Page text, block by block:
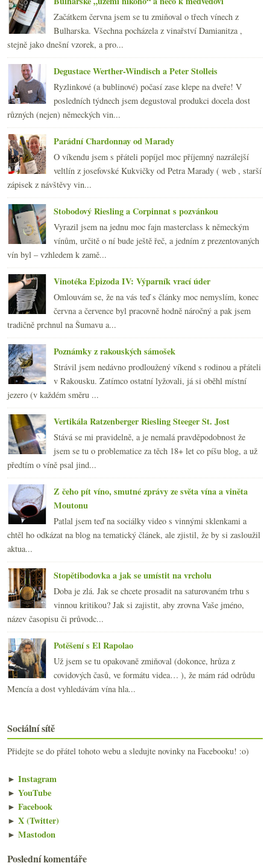
První letošní sbírka vinných podvodů
Investujete do vína? Ještě ne?!?
3x Francie co nemusí síru v Red Pif
Dvakrát nabušené Albariño
Oxana a Fénix (+ rozhovor s vinařem) s odstupem času
S kaly, bez kalů a mrtvý muž
►2011(252)
► 2010 (249)
2009 (249)
►2008(270)
►2007(108)
Začátkem června jsem se tu zmiňoval o třech vínech z
Bulharska. Všechna pocházela z vinařství Damianitza ,
stejně jako dnešní vzorek, a pro...
Degustace Werther-Windisch a Peter Stolleis
Ryzlinkové (a bublinové) počasí zase klepe na dveře! V
posledních týdnech jsem degustoval produkci docela dost
různých (nejen) německých vin...
Parádní Chardonnay od Marady
O víkendu jsem s přáteli popíjel moc příjemný nazrálejší
veltlín z josefovské Kukvičky od Petra Marady ( web , starší
zápisek z návštěvy vin...
Stobodový Riesling a Corpinnat s pozvánkou
Vyrazil jsem na jednu moc fajn masterclass k německým
vínům, určitě o ní bude ještě řeč, a jedním z prezentovaných
vín byl – vzhledem k zamě...
Vinotéka Epizoda IV: Výparník vrací úder
Omlouvám se, že na vás teď s články moc nemyslím, konec
června a července byl pracovně hodně náročný a pak jsem
tradičně prchnul na Šumavu a...
Poznámky z rakouských sámošek
Strávil jsem nedávno prodloužený víkend s rodinou a přáteli
v Rakousku. Zatímco ostatní lyžovali, já si oběhl místní
jezero (v každém směru ...
Vertikála Ratzenberger Riesling Steeger St. Jost
Stává se mi pravidelně, a je nemalá pravděpodobnost že
jsem se tu o problematice za těch 18+ let co píšu blog, a už
předtím o víně psal jind...
Z čeho pít víno, smutné zprávy ze světa vína a viněta
Moutonu
Patlal jsem teď na sociálky video s vinnými sklenkami a
chtěl ho odkázat na blog na tematický článek, ale zjistil, že by si zasloužil
aktua...
Stopětibodovka a jak se umístit na vrcholu
Doba je zlá. Jak se chcete prosadit na saturovaném trhu s
vinnou kritikou? Jak si zajistit, aby zrovna Vaše jméno,
název časopisu či průvodc...
Potěšení s El Rapolao
Už jsem se tu opakovaně zmiňoval (dokonce, hrůza z
covidových časů, ve formátu videa… ), že mám rád odrůdu
Mencía a dost vyhledávám vína hla...
Sociální sítě
Přidejte se do přátel tohoto webu a sledujte novinky na Facebooku! :o)
► Instagram
► YouTube
► Facebook
► X (Twitter)
► Mastodon
Poslední komentáře